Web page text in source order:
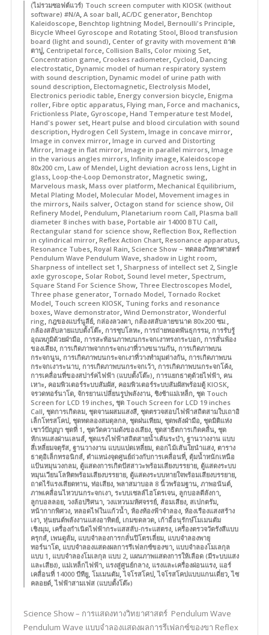
(ไม่รวมซอฟต์แวร์) Touch screen computer with KIOSK (without
software) #N/A, A soar ball, AC/DC generator, Benchtop
Kaleidoscope, Benchtop lightning Model, Bernoulli's Principle,
Bicycle Wheel Gyroscope and Rotating Stool, Blood transfusion
board (light and sound), Center of gravity with movement ถาด
ตาปู, Centripetal force, Collision Balls, Color mixing Set,
Concentration game, Crookes radiometer, Cycloid, Dancing
electrostatic, Dynamic model of human respiratory system
with sound description, Dynamic model of urine path with
sound description, Electomagnetic, Electrolysis Model,
Electronics periodic table, Energy conversion bicycle, Enigma
roller, Fibre optic apparatus, Flying man, Force and machanics,
Frictionless Plate, Gyroscope, Hand Temperature test Model,
Hand's power set, Heart pulse and blood circulation with sound
description, Hydrogen Cell System, Image in concave mirror,
Image in convex mirror, Image in curved and Distorting
Mirror, Image in flat mirror, Image in parallel mirrors, Image
in the various angles mirrors, Infinity image, Kaleidoscope
80x200 cm, Law of Mendel, Light deviation across lens, Light in
glass, Loop-the-Loop Demonstrator, Magnetic swing,
Marvelous mask, Mass over platform, Mechanical Equilibrium,
Metal Plating Model, Molecular Model, Movement images in
the mirrors, Nails salver, Octagon stand for science show, Oil
Refinery Model, Pendulum, Planetarium room Call, Plasma ball
diameter 8 inches with base, Portable air 14000 BTU Call,
Rectangular stand for science show, Reflection Box, Reflection
in cylindrical mirror, Reflex Action Chart, Resonance apparatus,
Resonance Tubes, Royal Rain, Science Show – ทดลองวิทยาศาสตร์
Pendulum Wave Pendulum Wave, shadow in Light room,
Sharpness of intellect set 1 , Sharpness of intellect set 2, Single
axle gyroscope, Solar Robot, Sound level meter, Spectrum,
Square Stand For Science Show, Three Electroscopes Model,
Three phase generator, Tornado Model, Tornado Rocket
Model, Touch screen KIOSK, Tuning forks and resonance
boxes, Wave demonstrator, Wind Demonstrator, Wonderful
ring, กฎของแบร์นูลีย์, กล่องลวงตา, กล้องสลับลายขนาด 80x200 ซม.,
กล้องสลับลายแบบตั้งโต๊ะ, การชุบโลหะ, การถ่ายทอดพันธุกรรม, การรับรู้
อุณหภูมิด้วยฝ่ามือ, การสะท้อนภาพบนกระจกเงาทรงกระบอก, การสั่นพ้อง
ของเสียง, การเกิดภาพจากกระจกเงาที่วางขนานกัน, การเกิดภาพบน
กระจกนูน, การเกิดภาพบนกระจกเงาที่วางทำมุมต่างกัน, การเกิดภาพบน
กระจกเงาระนาบ, การเกิดภาพบนกระจกเว้า, การเกิดภาพบนกระจกโค้ง,
การเคลื่อนที่ของสปาร์คไฟฟ้า (แบบตั้งโต๊ะ), การแยกธาตุด้วยไฟฟ้า, คน
เหาะ, คอมพิวเตอร์ระบบสัมผัส, คอมพิวเตอร์ระบบสัมผัสพร้อมตู้ KIOSK,
จรวดทอร์นาโด, จักรยานเปลี่ยนรูปพลังงาน, ชิงช้าแม่เหล็ก, ชุด Touch
Screen for LCD 19 inches, ชุด Touch Screen for LCD 19 inches
Call, ชุดการเกิดลม, ชุดจานผสมแสงสี, ชุดตรวจสอบไฟฟ้าสถิตสามใบเถาอิ
เล็กโทรสโคป, ชุดทดลองสมดุลกล, ชุดฝนเทียม, ชุดพลังฝ่ามือ, ชุดมิติแห่ง
เชาว์ปัญญา ชุดที่ 1 , ชุดวัดความดังของเสียง, ชุดสาธิตการเกิดคลื่น, ชุด
หักเหแสงผ่านเลนส์, ชุดแรงไฟฟ้าสถิตสายน้ำเต้นระบำ, ฐานวางงาน แบบ
สี่เหลี่ยมจตุรัส, ฐานวางงาน แบบแปดเหลี่ยม, ดอกไม้เส้นใยนำแสง, ตาราง
ธาตุอิเล็กทรอนิกส์, ตำแหน่งจุดศูนย์ถ่วงกับการเคลื่อนที่, ตุ้มน้ำหนักเหนือ
แป้นหมุนวงกลม, ตู้แสดงการเกิดปัสสาวะพร้อมเสียงบรรยาย, ตู้แสดงระบบ
หมุนเวียนโลหิตพร้อมเสียงบรรยาย, ตู้แสดงระบบหายใจพร้อมเสียงบรรยาย,
ถาดไร้แรงเสียดทาน, ท่อเสียง, พลาสมาบอล 8 นิ้วพร้อมฐาน, ภาพอนันต์,
ภาพเคลื่อนไหวบนกระจกเงา, ระบบเซลล์ไฮโดรเจน, ลูกบอลตีลังกา,
ลูกบอลลอย, วงล้อปริศนา, วงแหวนมหัศจรรย์, ส้อมเสียง, สเปกตรัม,
หน้ากากพิศวง, หลอดไฟในแก้วน้ำ, ห้องท้องฟ้าจำลอง, ห้องเรืองแสงสร้าง
เงา, หุ่นยนต์พลังงานแสงอาทิตย์, เกมขดลวด, เก้าอี้อนุรักษ์โมเมนตัม
เชิงมุม, เครื่องกำเนิดไฟฟ้ากระแสสลับ-กระแสตรง, เครื่องตรวจวัดรังสีแบบ
ครุกส์, เพนดูลัม, แบบจำลองการกลั่นปิโตรเลี่ยม, แบบจำลองพายุ
ทอร์นาโด, แบบจำลองแสดงผลการรีเฟลกซ์ของขา, แบบจำลองโมเลกุล
แบบ 1 , แบบจำลองโมเลกุล แบบ 2, แผนภาพแสดงการให้เลือด (มีระบบแสง
และเสียง), แม่เหล็กไฟฟ้า, แรงสู่ศูนย์กลาง, แรงและเครื่องผ่อนแรง, แอร์
เคลื่อนที่ 14000 บีทียู, โมเมนตัม,ไจโรสโคป,ไจโรสโคปแบบแกนเดี่ยว,ไซ
คลอยด์,ไฟฟ้าสามเฟส (แบบตั้งโต๊ะ)
Science Show – การแสดงทางวิทยาศาสตร์ Pendulum Wave
Pendulum Wave แบบจำลองแสดงผลการรีเฟลกซ์ของขา Reflex